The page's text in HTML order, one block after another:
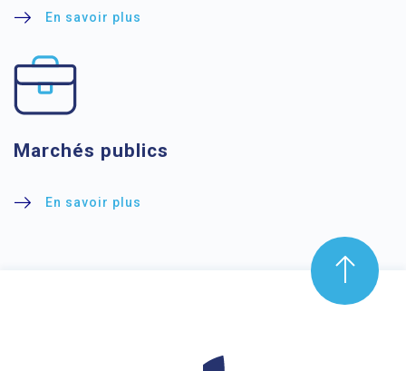
En savoir plus
Marchés publics
En savoir plus